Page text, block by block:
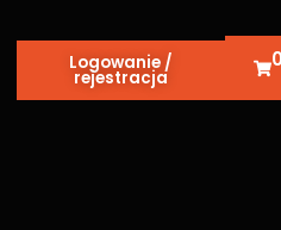
Logowanie /
rejestracja